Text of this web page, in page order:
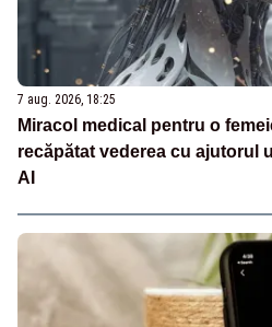
7 aug. 2026, 18:25
Miracol medical pentru o
recăpătat vederea cu ajutorul
AI